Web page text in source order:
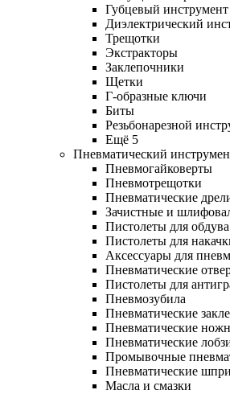
Губцевый инструмент
Диэлектрический
Трещотки
Экстракторы
Заклепочники
Щетки
Г-образные ключи
Биты
Резьбонарезной
Ещё 5
Пневматический
Пневмогайковерты
Пневмотрещотки
Пневматические
Зачистные и
Пистолеты для
Пистолеты для
Аксессуары для
Пневматические
Пистолеты для
Пневмозубила
Пневматические
Пневматические
Пневматические
Промывочные
Пневматические
Масла и смазки